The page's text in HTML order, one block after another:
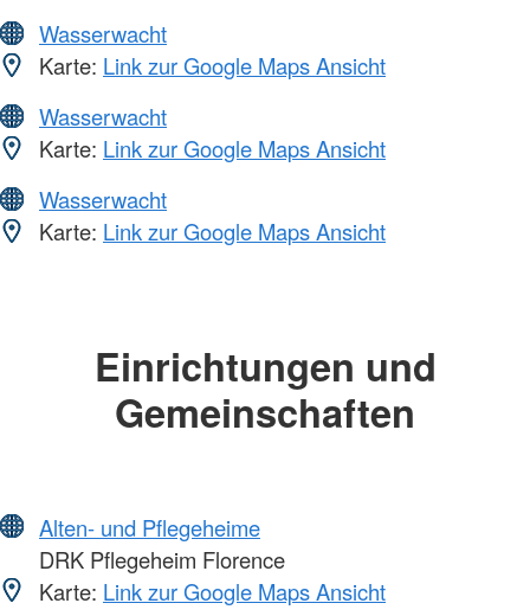
Wasserwacht
Karte: Link zur Google Maps Ansicht
Wasserwacht
Karte: Link zur Google Maps Ansicht
Wasserwacht
Karte: Link zur Google Maps Ansicht
Einrichtungen und
Gemeinschaften
Alten- und Pflegeheime
DRK Pflegeheim Florence
Karte: Link zur Google Maps Ansicht